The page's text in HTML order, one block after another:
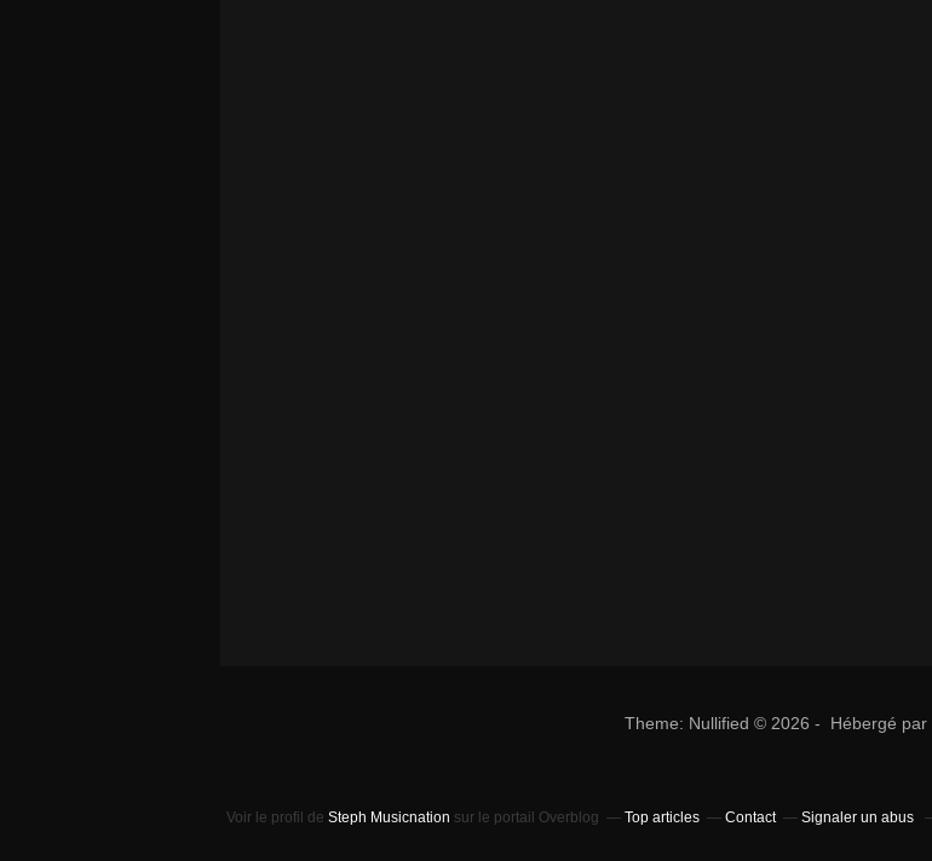
Theme: Nullified © 2026 - Hébergé par
Voir le profil de Steph Musicnation sur le portail Overblog Top articles Contact Signaler un abus